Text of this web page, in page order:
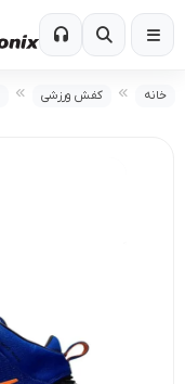
خانه کفش ورزشی